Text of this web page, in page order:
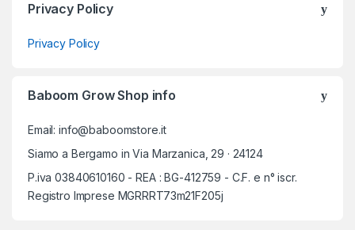
Privacy Policy
Privacy Policy
Baboom Grow Shop info
Email: info@baboomstore.it
Siamo a Bergamo in Via Marzanica, 29 · 24124
P.iva 03840610160 - REA : BG-412759 - C.F. e n° iscr.
Registro Imprese MGRRRT73m21F205j